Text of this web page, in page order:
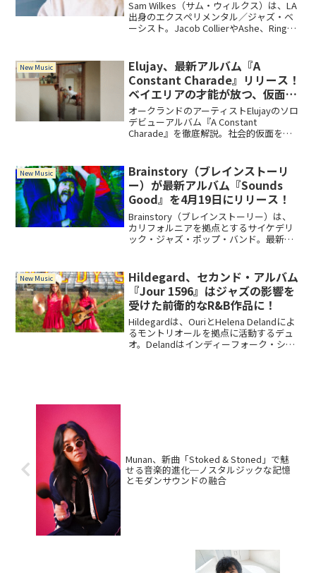
Sam Wilkes（サム・ウィルクス）は、LA
出身のエクスペリメンタル／ジャズ・ベ
ーシスト。Jacob CollierやAshe、Ringo
レスな独自のサウン...
New Music
Elujay、最新アルバム『A
Constant Charade』リリース！
ベイエリアの才能が放つ、仮面を
脱いだ本音のR&B
オークランドのアーティストElujayのソロ
デビューアルバム『A Constant
Charade』を徹底解説。社会的仮面をテ
や制作背景、serpentwithfeetとのコラボ
も収録。
New Music
Brainstory（ブレインストーリ
ー）が最新アルバム『Sounds
Good』を4月19日にリリース！
Brainstory（ブレインストーリー）は、
カリフォルニアを拠点とするサイケデリ
ック・ジャズ・ポップ・バンド。最新ア
デリックでエモーショナルな「Peach
Optimo」を含む全12曲を収録。
New Music
Hildegard、セカンド・アルバム
『Jour 1596』はジャズの影響を
受けた前衛的なR&B作品に！
Hildegardは、OuriとHelena Delandによ
るモントリオールを拠点に活動するデュ
オ。Delandはインディーフォーク・シン
Munan、新曲「Stoked & Stoned」で魅
せる音楽的進化─ノスタルジックな記憶
とモダンサウンドの融合